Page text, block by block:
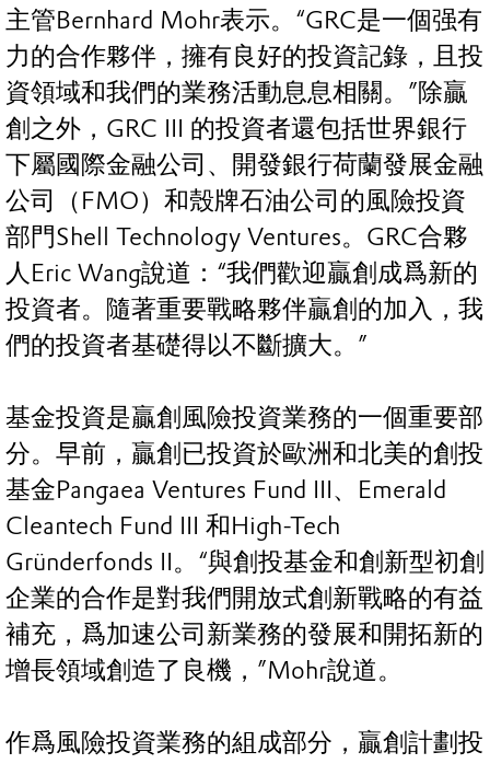
主管Bernhard Mohr表示。“GRC是一個强有
力的合作夥伴，擁有良好的投資記錄，且投
資領域和我們的業務活動息息相關。”除贏
創之外，GRC III 的投資者還包括世界銀行
下屬國際金融公司、開發銀行荷蘭發展金融
公司（FMO）和殼牌石油公司的風險投資
部門Shell Technology Ventures。GRC合夥
人Eric Wang說道：“我們歡迎贏創成爲新的
投資者。隨著重要戰略夥伴贏創的加入，我
們的投資者基礎得以不斷擴大。”
基金投資是贏創風險投資業務的一個重要部
分。早前，贏創已投資於歐洲和北美的創投
基金Pangaea Ventures Fund III、Emerald
Cleantech Fund III 和High-Tech
Gründerfonds II。“與創投基金和創新型初創
企業的合作是對我們開放式創新戰略的有益
補充，爲加速公司新業務的發展和開拓新的
增長領域創造了良機，”Mohr說道。
作爲風險投資業務的組成部分，贏創計劃投